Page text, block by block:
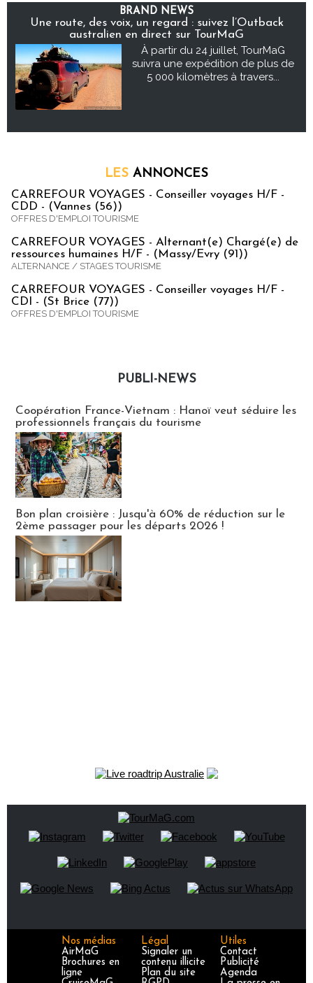
BRAND NEWS
Une route, des voix, un regard : suivez l’Outback
australien en direct sur TourMaG
À partir du 24 juillet, TourMaG
suivra une expédition de plus de
5 000 kilomètres à travers...
LES ANNONCES
CARREFOUR VOYAGES - Conseiller voyages H/F -
CDD - (Vannes (56))
OFFRES D'EMPLOI TOURISME
CARREFOUR VOYAGES - Alternant(e) Chargé(e) de
ressources humaines H/F - (Massy/Evry (91))
ALTERNANCE / STAGES TOURISME
CARREFOUR VOYAGES - Conseiller voyages H/F -
CDI - (St Brice (77))
OFFRES D'EMPLOI TOURISME
PUBLI-NEWS
Coopération France-Vietnam : Hanoï veut séduire les
professionnels français du tourisme
Bon plan croisière : Jusqu'à 60% de réduction sur le
2ème passager pour les départs 2026 !
Nos médias
AirMaG
Brochures en
ligne
Légal
Signaler un
contenu illicite
Plan du site
Utiles
Contact
Publicité
Agenda